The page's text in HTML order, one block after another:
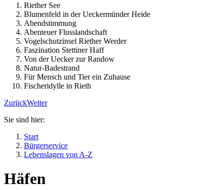
Riether See
Blumenfeld in der Ueckermünder Heide
Abendstimmung
Abenteuer Flusslandschaft
Vogelschutzinsel Riether Werder
Faszination Stettiner Haff
Von der Uecker zur Randow
Natur-Badestrand
Für Mensch und Tier ein Zuhause
Fischeridylle in Rieth
ZurückWeiter
Sie sind hier:
Start
Bürgerservice
Lebenslagen von A-Z
Häfen